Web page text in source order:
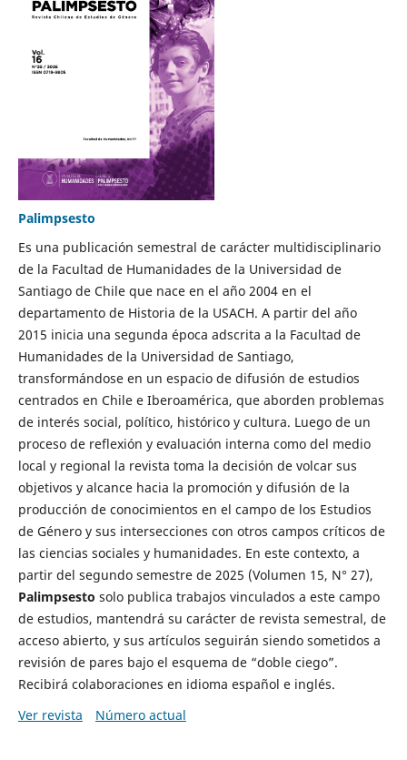
Palimpsesto
Es una publicación semestral de carácter multidisciplinario
de la Facultad de Humanidades de la Universidad de
Santiago de Chile que nace en el año 2004 en el
departamento de Historia de la USACH. A partir del año
2015 inicia una segunda época adscrita a la Facultad de
Humanidades de la Universidad de Santiago,
transformándose en un espacio de difusión de estudios
centrados en Chile e Iberoamérica, que aborden problemas
de interés social, político, histórico y cultura. Luego de un
proceso de reflexión y evaluación interna como del medio
local y regional la revista toma la decisión de volcar sus
objetivos y alcance hacia la promoción y difusión de la
producción de conocimientos en el campo de los Estudios
de Género y sus intersecciones con otros campos críticos de
las ciencias sociales y humanidades. En este contexto, a
partir del segundo semestre de 2025 (Volumen 15, N° 27),
Palimpsesto solo publica trabajos vinculados a este campo
de estudios, mantendrá su carácter de revista semestral, de
acceso abierto, y sus artículos seguirán siendo sometidos a
revisión de pares bajo el esquema de “doble ciego”.
Recibirá colaboraciones en idioma español e inglés.
Ver revista
Número actual